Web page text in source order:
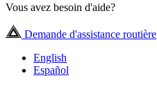
Vous avez besoin d'aide?
Demande d'assistance routière
English
Español